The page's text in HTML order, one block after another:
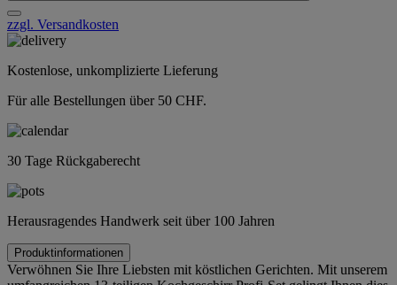
zzgl. Versandkosten
Kostenlose, unkomplizierte Lieferung
Für alle Bestellungen über 50 CHF.
30 Tage Rückgaberecht
Herausragendes Handwerk seit über 100 Jahren
Produktinformationen
Verwöhnen Sie Ihre Liebsten mit köstlichen Gerichten. Mit unserem